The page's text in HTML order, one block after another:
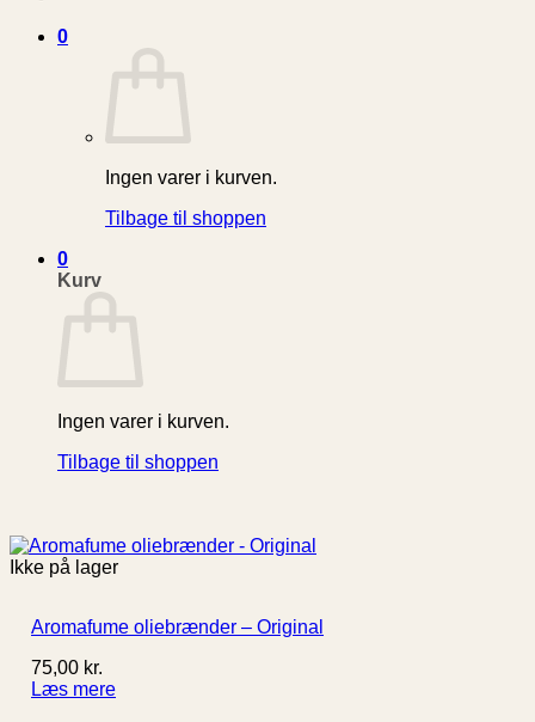
0
Ingen varer i kurven.
Tilbage til shoppen
0
Kurv
Ingen varer i kurven.
Tilbage til shoppen
Ikke på lager
Aromafume oliebrænder – Original
75,00 kr.
Læs mere